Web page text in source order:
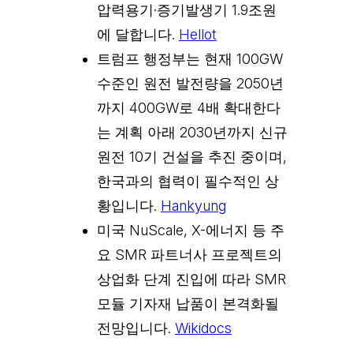
압력용기·증기발생기 1.9조원
에 달합니다. Hellot
트럼프 행정부는 현재 100GW
수준인 원전 발전량을 2050년
까지 400GW로 4배 확대한다
는 계획 아래 2030년까지 신규
원전 10기 건설을 추진 중이며,
한국과의 협력이 필수적인 상
황입니다. Hankyung
미국 NuScale, X-에너지 등 주
요 SMR 파트너사 프로젝트의
상업화 단계 진입에 따라 SMR
모듈 기자재 납품이 본격화될
전망입니다. Wikidocs